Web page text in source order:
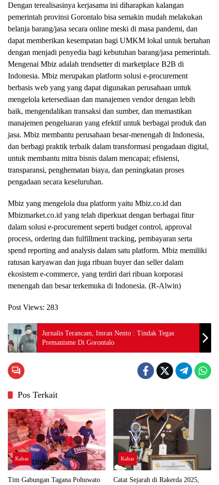
Dengan terealisasinya kerjasama ini diharapkan kalangan
pemerintah provinsi Gorontalo bisa semakin mudah melakukan
belanja barang/jasa secara online meski di masa pandemi, dan
dapat memberikan kesempatan bagi UMKM lokal untuk bertahan
dengan menjadi penyedia bagi kebutuhan barang/jasa pemerintah.
Mengenai Mbiz adalah trendsetter di marketplace B2B di
Indonesia. Mbiz merupakan platform solusi e-procurement
berbasis web yang yang dapat digunakan perusahaan untuk
mengelola ketersediaan dan manajemen vendor dengan lebih
baik, mengendalikan transaksi dan sumber, dan memastikan
manajemen pengeluaran yang efektif untuk berbagai produk dan
jasa. Mbiz membantu perusahaan besar-menengah di Indonesia,
dan berbagi praktik terbaik dalam transformasi pengadaan digital,
untuk membantu mitra bisnis dalam mencapai; efisiensi,
transparansi, penghematan biaya, dan peningkatan proses
pengadaan secara keseluruhan.
Mbiz yang mengelola dua platform yaitu Mbiz.co.id dan
Mbizmarket.co.id yang telah diperkuat dengan berbagai fitur
dalam solusi e-procurement seperti budget control, approval
process, ordering dan fulfillment tracking, pembayaran serta
spend reporting and analysis dalam satu platform. Mbiz memiliki
ratusan karyawan dan juga ribuan buyer dan seller dalam
ekosistem e-commerce, yang terdiri dari ribuan korporasi
menengah dan besar terkemuka di Indonesia. (R-Alwin)
Post Views: 283
Jurnalis Terancam, Imran Nento : Tindak Tegas
Premanisme Di Gorontalo
Pos Terkait
Kabar
Tim Gabungan Tagana Pohuwato
Kabar
Catat Sejarah di Rakerda 2025,